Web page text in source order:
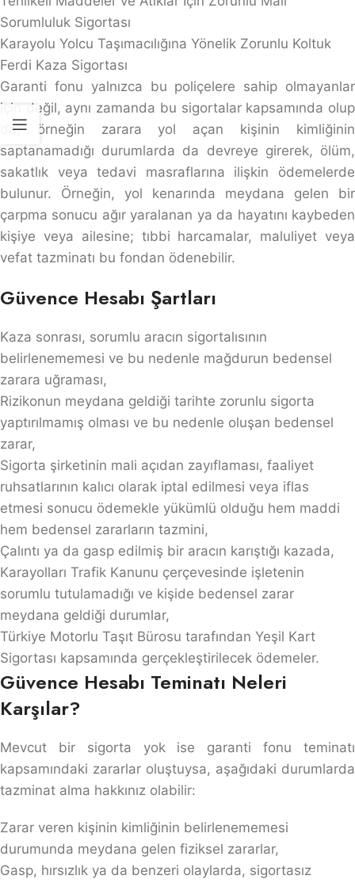
Sorumluluk Sigortası
Karayolu Yolcu Taşımacılığına Yönelik Zorunlu Koltuk
Ferdi Kaza Sigortası
Garanti fonu yalnızca bu poliçelere sahip olmayanlar
için değil, aynı zamanda bu sigortalar kapsamında olup
da, örneğin zarara yol açan kişinin kimliğinin
saptanamadığı durumlarda da devreye girerek, ölüm,
sakatlık veya tedavi masraflarına ilişkin ödemelerde
bulunur. Örneğin, yol kenarında meydana gelen bir
çarpma sonucu ağır yaralanan ya da hayatını kaybeden
kişiye veya ailesine; tıbbi harcamalar, maluliyet veya
vefat tazminatı bu fondan ödenebilir.
Güvence Hesabı Şartları
Kaza sonrası, sorumlu aracın sigortalısının
belirlenememesi ve bu nedenle mağdurun bedensel
zarara uğraması,
Rizikonun meydana geldiği tarihte zorunlu sigorta
yaptırılmamış olması ve bu nedenle oluşan bedensel
zarar,
Sigorta şirketinin mali açıdan zayıflaması, faaliyet
ruhsatlarının kalıcı olarak iptal edilmesi veya iflas
etmesi sonucu ödemekle yükümlü olduğu hem maddi
hem bedensel zararların tazmini,
Çalıntı ya da gasp edilmiş bir aracın karıştığı kazada,
Karayolları Trafik Kanunu çerçevesinde işletenin
sorumlu tutulamadığı ve kişide bedensel zarar
meydana geldiği durumlar,
Türkiye Motorlu Taşıt Bürosu tarafından Yeşil Kart
Sigortası kapsamında gerçekleştirilecek ödemeler.
Güvence Hesabı Teminatı Neleri
Karşılar?
Mevcut bir sigorta yok ise garanti fonu teminatı
kapsamındaki zararlar oluştuysa, aşağıdaki durumlarda
tazminat alma hakkınız olabilir:
Zarar veren kişinin kimliğinin belirlenememesi
durumunda meydana gelen fiziksel zararlar,
Gasp, hırsızlık ya da benzeri olaylarda, sigortasız